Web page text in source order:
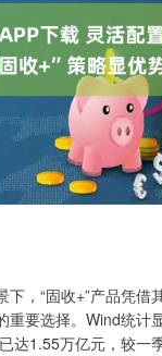
下，“固收+”产品凭借
重要选择。Wind统计
达1.55万亿元，较一